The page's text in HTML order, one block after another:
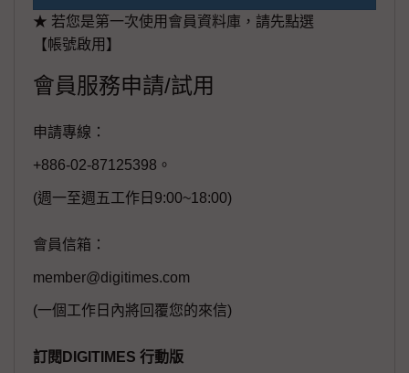
★ 若您是第一次使用會員資料庫，請先點選
【帳號啟用】
會員服務申請/試用
申請專線：
+886-02-87125398。
(週一至週五工作日9:00~18:00)
會員信箱：
member@digitimes.com
(一個工作日內將回覆您的來信)
訂閱DIGITIMES 行動版